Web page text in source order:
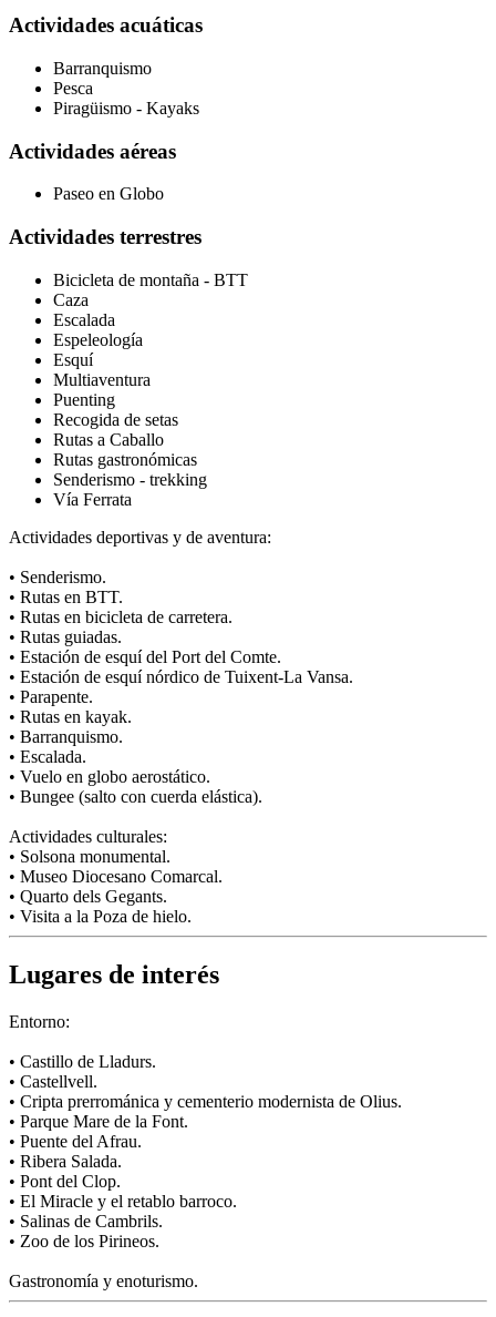
Actividades acuáticas
Barranquismo
Pesca
Piragüismo - Kayaks
Actividades aéreas
Paseo en Globo
Actividades terrestres
Bicicleta de montaña - BTT
Caza
Escalada
Espeleología
Esquí
Multiaventura
Puenting
Recogida de setas
Rutas a Caballo
Rutas gastronómicas
Senderismo - trekking
Vía Ferrata
Actividades deportivas y de aventura:
• Senderismo.
• Rutas en BTT.
• Rutas en bicicleta de carretera.
• Rutas guiadas.
• Estación de esquí del Port del Comte.
• Estación de esquí nórdico de Tuixent-La Vansa.
• Parapente.
• Rutas en kayak.
• Barranquismo.
• Escalada.
• Vuelo en globo aerostático.
• Bungee (salto con cuerda elástica).
Actividades culturales:
• Solsona monumental.
• Museo Diocesano Comarcal.
• Quarto dels Gegants.
• Visita a la Poza de hielo.
Lugares de interés
Entorno:
• Castillo de Lladurs.
• Castellvell.
• Cripta prerrománica y cementerio modernista de Olius.
• Parque Mare de la Font.
• Puente del Afrau.
• Ribera Salada.
• Pont del Clop.
• El Miracle y el retablo barroco.
• Salinas de Cambrils.
• Zoo de los Pirineos.
Gastronomía y enoturismo.